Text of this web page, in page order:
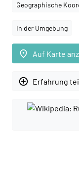
Geographische
In der Umgebung
place Auf Karte
add_circle_outline Erfahrung